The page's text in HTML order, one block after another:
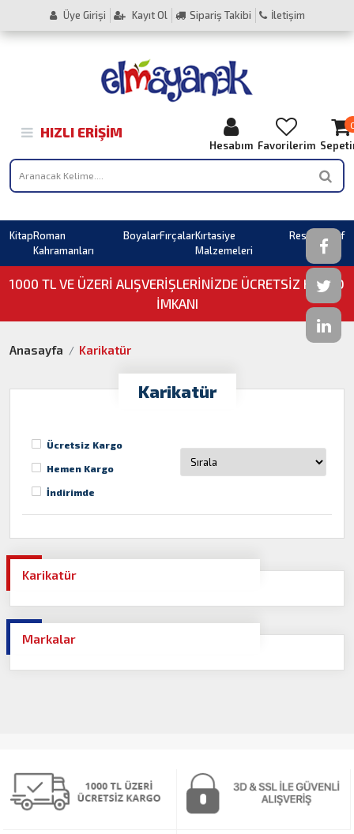
Üye Girişi Kayıt Ol Sipariş Takibi İletişim
HIZLI ERIŞIM
Hesabım Favorilerim
KitapRoman
Kahramanları
BoyalarFırçalarKırtasiye
Malzemeleri
Resim Sahaf
1000 TL VE ÜZERI ALIŞVERIŞLERINIZDE ÜCRETSİZ KARGO
İMKANI
Anasayfa Karikatür
Karikatür
Markalar
Karikatür
Ücretsiz Kargo
Hemen Kargo
İndirimde